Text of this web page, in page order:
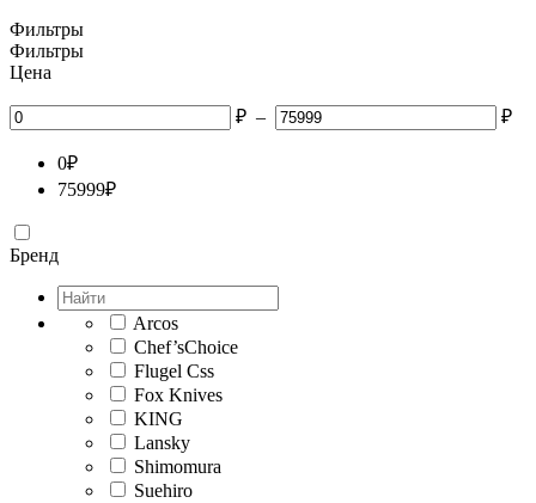
Фильтры
Фильтры
Цена
₽ – ₽
0₽
75999₽
Бренд
Arcos
Chef’sChoice
Flugel Css
Fox Knives
KING
Lansky
Shimomura
Suehiro